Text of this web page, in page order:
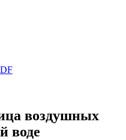
воздушных
воде